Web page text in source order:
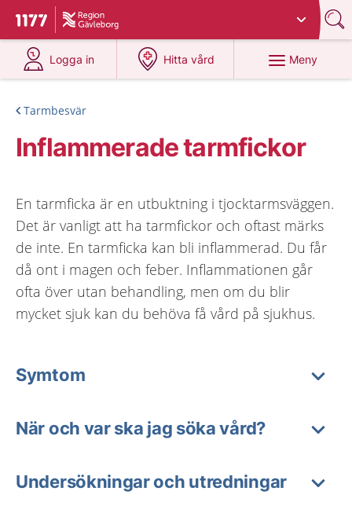
Till startsidan för 1177
Du har valt region
Logga in
på 1177.se
Hitta vård
på 1177.se
Meny
Tarmbesvär
Inflammerade tarmfickor
En tarmficka är en utbuktning i tjocktarmsväggen.
Det är vanligt att ha tarmfickor och oftast märks
de inte. En tarmficka kan bli inflammerad. Du får
då ont i magen och feber. Inflammationen går
ofta över utan behandling, men om du blir
mycket sjuk kan du behöva få vård på sjukhus.
Symtom
När och var ska jag söka vård?
Undersökningar och utredningar